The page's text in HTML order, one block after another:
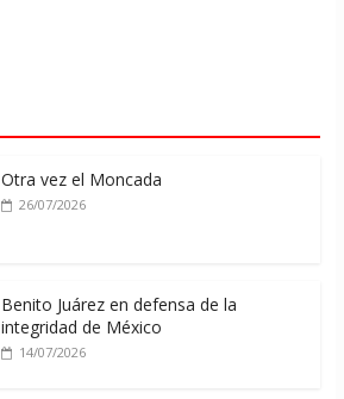
Otra vez el Moncada
26/07/2026
Benito Juárez en defensa de la
integridad de México
14/07/2026